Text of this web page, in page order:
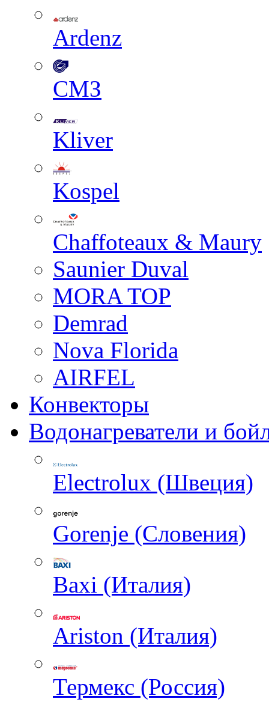
Ardenz
СМЗ
Kliver
Kospel
Chaffoteaux & Maury
Saunier Duval
MORA TOP
Demrad
Nova Florida
AIRFEL
Конвекторы
Водонагреватели и
Electrolux (Швеция)
Gorenje (Словения)
Baxi (Италия)
Ariston (Италия)
Термекс (Россия)